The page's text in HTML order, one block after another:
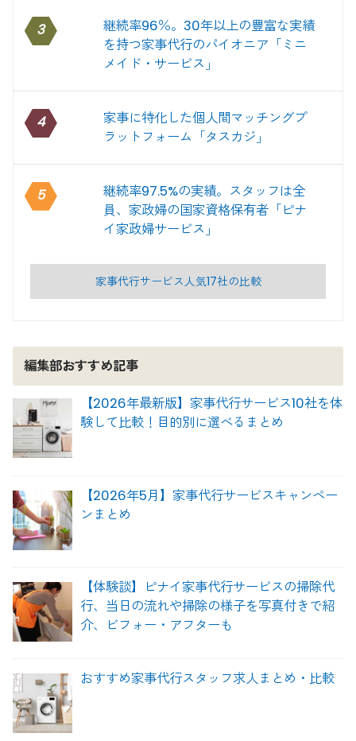
3
継続率96％。30年以上の豊富な実績
を持つ家事代行のパイオニア「ミニ
メイド・サービス」
4
家事に特化した個人間マッチングプ
ラットフォーム「タスカジ」
5
継続率97.5%の実績。スタッフは全
員、家政婦の国家資格保有者「ピナ
イ家政婦サービス」
家事代行サービス人気17社の比較
編集部おすすめ記事
【2026年最新版】家事代行サービス10社を体
験して比較！目的別に選べるまとめ
【2026年5月】家事代行サービスキャンペー
ンまとめ
【体験談】ピナイ家事代行サービスの掃除代
行、当日の流れや掃除の様子を写真付きで紹
介、ビフォー・アフターも
おすすめ家事代行スタッフ求人まとめ・比較